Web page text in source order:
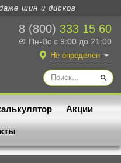
шин и дисков
8 (800) 333 15 60
Пн-Вс с 9:00 до 21:00
Не определен
Акции